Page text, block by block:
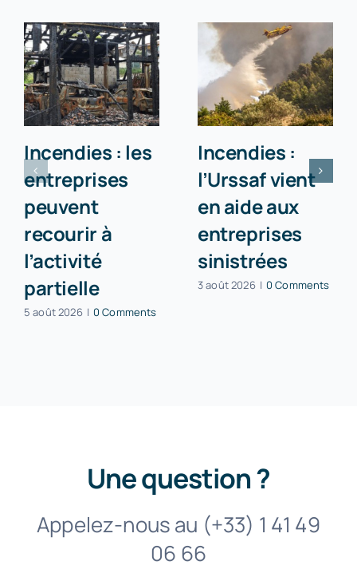
Incendies : les
entreprises
peuvent
recourir à
l’activité
partielle
5 août 2026 | 0 Comments
Incendies :
l’Urssaf vient
en aide aux
entreprises
sinistrées
3 août 2026 | 0 Comments
Une question ?
Appelez-nous au (+33) 1 41 49
06 66